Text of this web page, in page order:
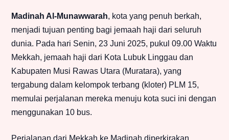
Madinah Al-Munawwarah, kota yang penuh berkah,
menjadi tujuan penting bagi jemaah haji dari seluruh
dunia. Pada hari Senin, 23 Juni 2025, pukul 09.00 Waktu
Mekkah, jemaah haji dari Kota Lubuk Linggau dan
Kabupaten Musi Rawas Utara (Muratara), yang
tergabung dalam kelompok terbang (kloter) PLM 15,
memulai perjalanan mereka menuju kota suci ini dengan
menggunakan 10 bus.
Perjalanan dari Mekkah ke Madinah diperkirakan